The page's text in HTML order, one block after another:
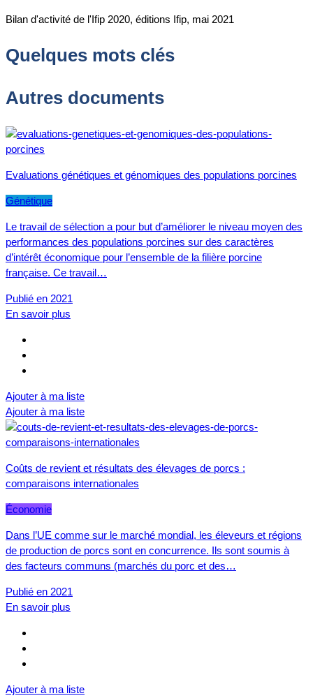
Bilan d'activité de l'Ifip 2020, éditions Ifip, mai 2021
Quelques mots clés
Autres documents
Evaluations génétiques et génomiques des populations porcines
Génétique
Le travail de sélection a pour but d’améliorer le niveau moyen des
performances des populations porcines sur des caractères
d’intérêt économique pour l’ensemble de la filière porcine
française. Ce travail…
Publié en 2021
En savoir plus
Ajouter à ma liste
Ajouter à ma liste
Coûts de revient et résultats des élevages de porcs :
comparaisons internationales
Économie
Dans l’UE comme sur le marché mondial, les éleveurs et régions
de production de porcs sont en concurrence. Ils sont soumis à
des facteurs communs (marchés du porc et des…
Publié en 2021
En savoir plus
Ajouter à ma liste